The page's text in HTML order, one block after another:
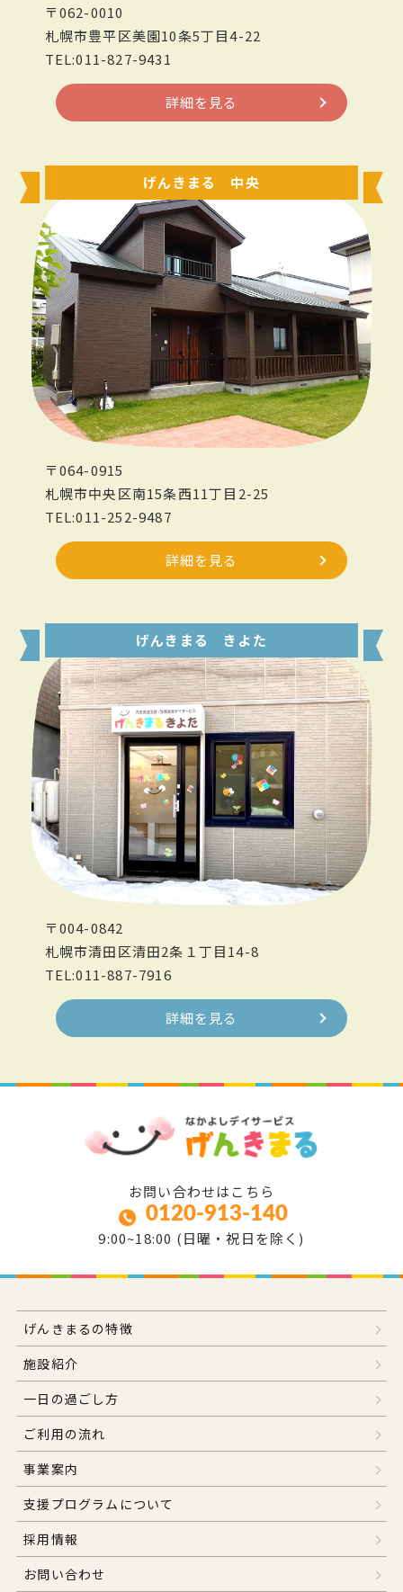
〒062-0010
札幌市豊平区美園10条5丁目4-22
TEL:011-827-9431
詳細を見る
げんきまる 中央
〒064-0915
札幌市中央区南15条西11丁目2-25
TEL:011-252-9487
詳細を見る
げんきまる きよた
〒004-0842
札幌市清田区清田2条１丁目14-8
TEL:011-887-7916
詳細を見る
お問い合わせはこちら
0120-913-140
9:00~18:00 (日曜・祝日を除く)
げんきまるの特徴
施設紹介
一日の過ごし方
ご利用の流れ
事業案内
支援プログラムについて
採用情報
お問い合わせ